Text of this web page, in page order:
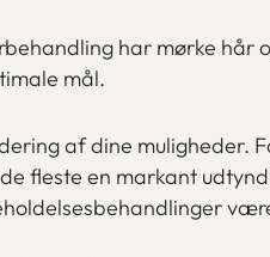
har mørke hår
mål.
af dine muligheder.
fleste en markant